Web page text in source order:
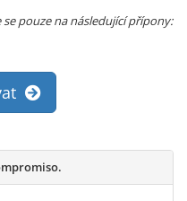
pouze na následující přípony: